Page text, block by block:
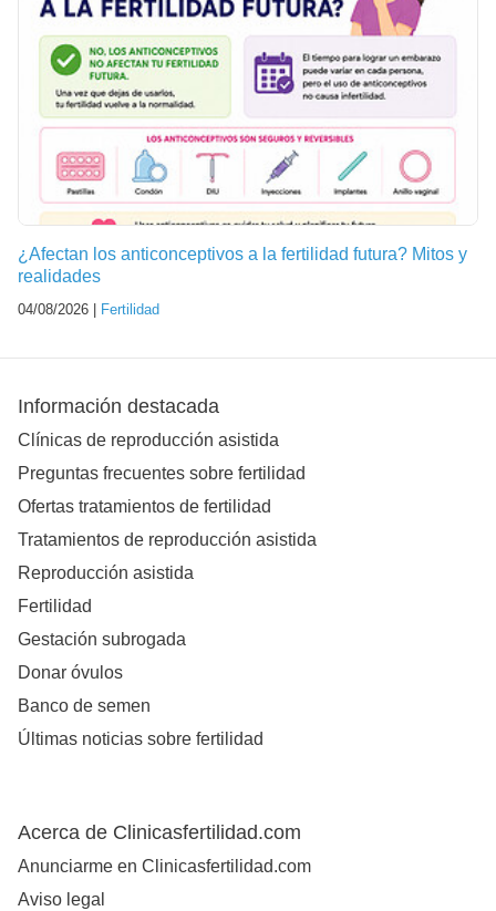
¿Afectan los anticonceptivos a la fertilidad futura? Mitos y
realidades
04/08/2026 | Fertilidad
Información destacada
Clínicas de reproducción asistida
Preguntas frecuentes sobre fertilidad
Ofertas tratamientos de fertilidad
Tratamientos de reproducción asistida
Reproducción asistida
Fertilidad
Gestación subrogada
Donar óvulos
Banco de semen
Últimas noticias sobre fertilidad
Acerca de Clinicasfertilidad.com
Anunciarme en Clinicasfertilidad.com
Aviso legal